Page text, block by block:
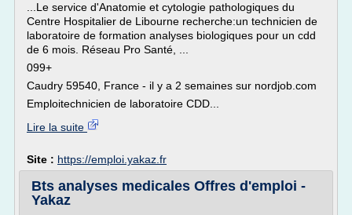
...Le service d'Anatomie et cytologie pathologiques du
Centre Hospitalier de Libourne recherche:un technicien de
laboratoire de formation analyses biologiques pour un cdd
de 6 mois. Réseau Pro Santé, ...
099+
Caudry 59540, France - il y a 2 semaines sur nordjob.com
Emploitechnicien de laboratoire CDD...
Lire la suite
Site : https://emploi.yakaz.fr
Bts analyses medicales Offres d'emploi -
Yakaz